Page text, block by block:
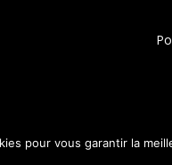
pour vous garantir la